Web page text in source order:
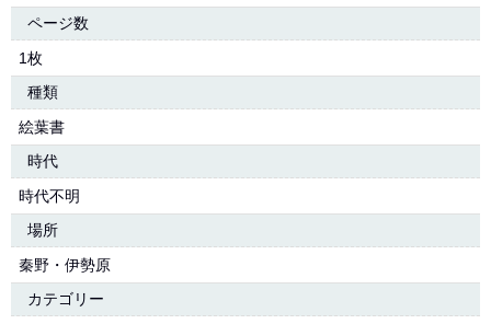
ページ数
1枚
種類
絵葉書
時代
時代不明
場所
秦野・伊勢原
カテゴリー